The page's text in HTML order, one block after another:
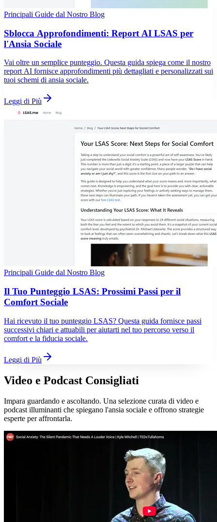
Principali Guide dal Nostro Blog
Sblocca Approfondimenti: Report AI LSAS per
l'Ansia Sociale
Vai oltre un semplice punteggio. Questa guida spiega come il nostro
report AI fornisce approfondimenti più dettagliati e personalizzati sui
tuoi schemi di ansia sociale.
Leggi di Più
Principali Guide dal Nostro Blog
Il Tuo Punteggio LSAS: Prossimi Passi per il
Comfort Sociale
Hai ricevuto il tuo punteggio LSAS? Questa guida fornisce passi
successivi chiari e attuabili per aiutarti nel tuo percorso verso il
comfort e la fiducia sociale.
Leggi di Più
Video e Podcast Consigliati
Impara guardando e ascoltando. Una selezione curata di video e
podcast illuminanti che spiegano l'ansia sociale e offrono strategie
esperte per affrontarla.